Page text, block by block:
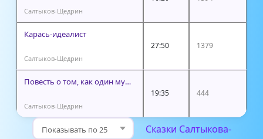
Салтыков-Щедрин
Карась-идеалист
Салтыков-Щедрин
27:50 1379
Повесть о том, как один мужик двух генералов прокормил
Салтыков-Щедрин
19:35 444
Сказки Салтыкова-